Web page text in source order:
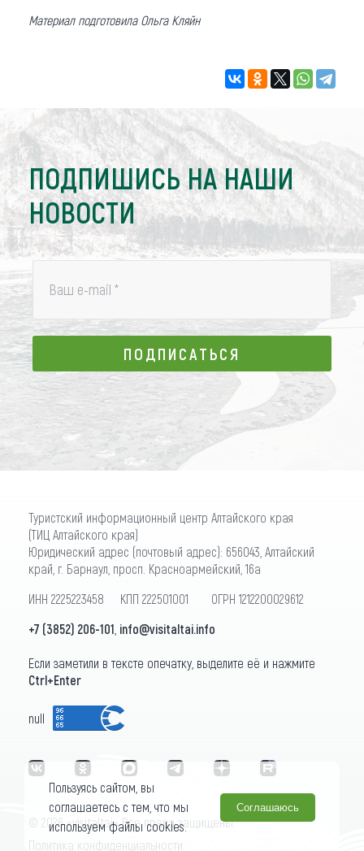
Материал подготовила Ольга Кляйн
ПОДПИШИСЬ НА НАШИ
НОВОСТИ
Ваш e-mail *
ПОДПИСАТЬСЯ
ПОДПИСАТЬСЯ
Туристский информационный центр Алтайского края
(ТИЦ Алтайского края)
Юридический адрес (почтовый адрес): 656043, Алтайский
край, г. Барнаул, просп. Красноармейский, 16а
ИНН 2225223458 КПП 222501001 ОГРН 1212200029612
+7 (3852) 206-101 info@visitaltai.info
Если заметили в тексте опечатку, выделите её и нажмите
Ctrl+Enter
null
© 2026 «visitaltai» Все права защищены.
Политика конфиденциальности
Пользуясь сайтом, вы
соглашаетесь с тем, что мы
используем файлы cookies.
Соглашаюсь